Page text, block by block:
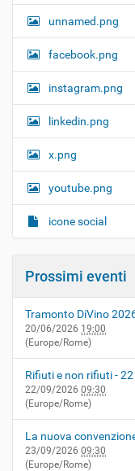
unnamed.png
facebook.png
instagram.png
linkedin.png
x.png
youtube.png
icone social
Prossimi eventi
Tramonto DiVino
20/06/2026 19:00
(Europe/Rome)
Rifiuti e non rifiuti -
22/09/2026 09:30
(Europe/Rome)
La nuova
23/09/2026 09:30
(Europe/Rome)